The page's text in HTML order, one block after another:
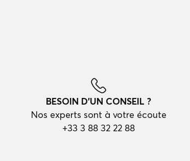
BESOIN D'UN CONSEIL ?
Nos experts sont à votre écoute
+33 3 88 32 22 88